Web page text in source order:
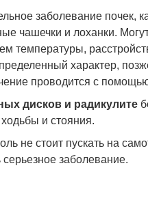
заболевание
чашечки и лоханки.
температуры,
характер,
проводится с
дисков и радикулите
и стояния.
не стоит пускать на
серьезное заболевание.